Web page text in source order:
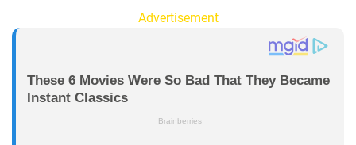
Advertisement